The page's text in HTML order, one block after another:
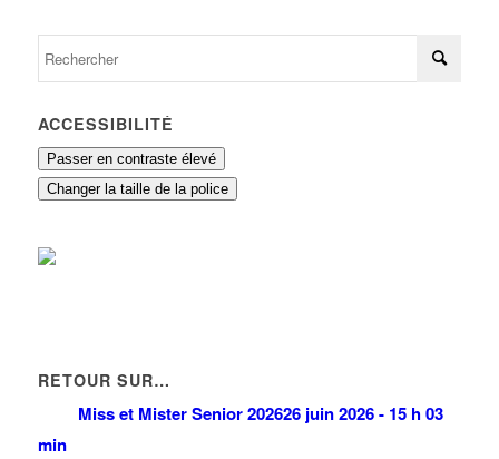
ACCESSIBILITÉ
Passer en contraste élevé
Changer la taille de la police
RETOUR SUR…
Miss et Mister Senior 202626 juin 2026 - 15 h 03
min